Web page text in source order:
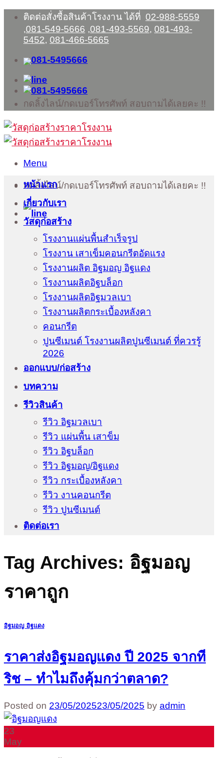
Skip
content
ติดต่อสั่งซื้อสินค้าโรงงาน ได้ที่ 02-988-5559
,081-549-5666 ,081-493-5569, 081-493-
5452, 081-466-5665
กดลิ้งไลน์/กดเบอร์โทรศัพท์ สอบถามได้เลยคะ !!
Menu
กดลิ้งไลน์/กดเบอร์โทรศัพท์ สอบถามได้เลยคะ !!
หน้าแรก
เกี่ยวกับเรา
วัสดุก่อสร้าง
โรงงานแผ่นพื้นสำเร็จรูป
โรงงาน เสาเข็มคอนกรีตอัดแรง
โรงงานผลิต อิฐมอญ อิฐแดง
โรงงานผลิตอิฐบล็อก
โรงงานผลิตอิฐมวลเบา
โรงงานผลิตกระเบื้องหลังคา
คอนกรีต
ปูนซีเมนต์ โรงงานผลิตปูนซีเมนต์ ที่ควรรู้
2026
ออกแบบ/ก่อสร้าง
บทความ
รีวิวสินค้า
รีวิว อิฐมวลเบา
รีวิว แผ่นพื้น เสาข็ม
รีวิว อิฐบล็อก
รีวิว อิฐมอญ/อิฐแดง
รีวิว กระเบื้องหลังคา
รีวิว งานคอนกรีต
รีวิว ปูนซีเมนต์
ติดต่อเรา
Tag Archives: อิฐมอญ
ราคาถูก
อิฐมอญ อิฐแดง
ราคาส่งอิฐมอญแดง ปี 2025 จากที
ริช – ทำไมถึงคุ้มกว่าตลาด?
Posted on 23/05/202523/05/2025 by admin
23
May